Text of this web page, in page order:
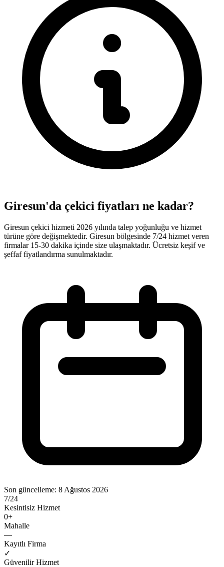
Giresun'da çekici fiyatları ne kadar?
Giresun çekici hizmeti 2026 yılında talep yoğunluğu ve hizmet
türüne göre değişmektedir. Giresun bölgesinde 7/24 hizmet veren
firmalar 15-30 dakika içinde size ulaşmaktadır. Ücretsiz keşif ve
şeffaf fiyatlandırma sunulmaktadır.
Son güncelleme: 8 Ağustos 2026
7/24
Kesintisiz Hizmet
0+
Mahalle
—
Kayıtlı Firma
✓
Güvenilir Hizmet